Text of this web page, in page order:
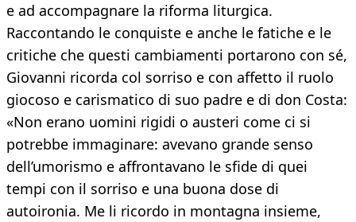
e ad accompagnare la riforma liturgica.
Raccontando le conquiste e anche le fatiche e le
critiche che questi cambiamenti portarono con sé,
Giovanni ricorda col sorriso e con affetto il ruolo
giocoso e carismatico di suo padre e di don Costa:
«Non erano uomini rigidi o austeri come ci si
potrebbe immaginare: avevano grande senso
dell’umorismo e affrontavano le sfide di quei
tempi con il sorriso e una buona dose di
autoironia. Me li ricordo in montagna insieme,